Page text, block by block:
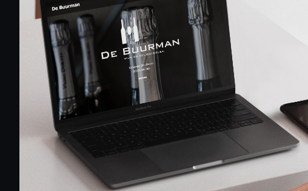
Home
Diensten
Projecten
Over ons
Nieuws
Contact